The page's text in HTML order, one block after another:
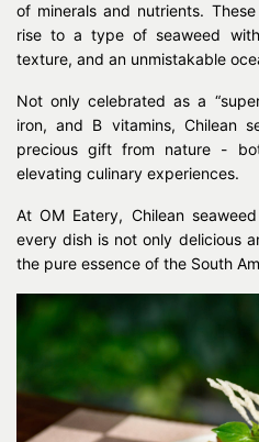
of minerals and nutrients.
rise to a type of seaweed
texture, and an unmistakable
Not only celebrated as a
iron, and B vitamins, Chilean
precious gift from nature -
elevating culinary experiences.
At OM Eatery, Chilean
every dish is not only delicious
the pure essence of the South